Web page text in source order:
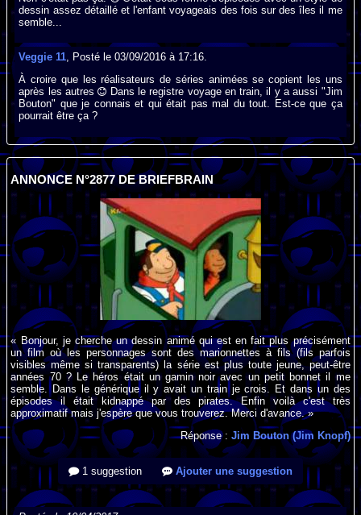
dessin assez détaillé et l'enfant voyageais des fois sur des îles il me
semble...
Veggie 11, Posté le 03/09/2016 à 17:16.
À croire que les réalisateurs de séries animées se copient les uns
après les autres
Dans le registre voyage en train, il y a aussi "Jim
Bouton" que je connais et qui était pas mal du tout. Est-ce que ça
pourrait être ça ?
ANNONCE N°2877 DE BRIEFBRAIN
« Bonjour, je cherche un dessin animé qui est en fait plus précisément
un film où les personnages sont des marionnettes à fils (fils parfois
visibles même si transparents) la série est plus toute jeune, peut-être
années 70 ? Le héros était un gamin noir avec un petit bonnet il me
semble. Dans le générique il y avait un train je crois. Et dans un des
épisodes il était kidnappé par des pirates. Enfin voilà c'est très
approximatif mais j'espère que vous trouverez. Merci d'avance. »
Réponse : Jim Bouton (Jim Knopf)
1 suggestion Ajouter une suggestion